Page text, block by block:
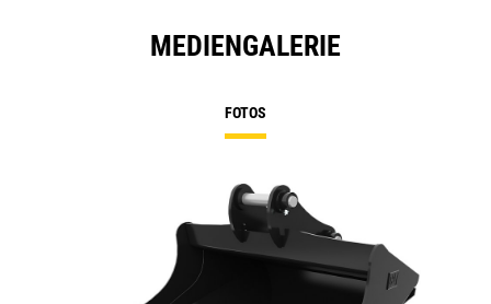
MEDIENGALERIE
FOTOS